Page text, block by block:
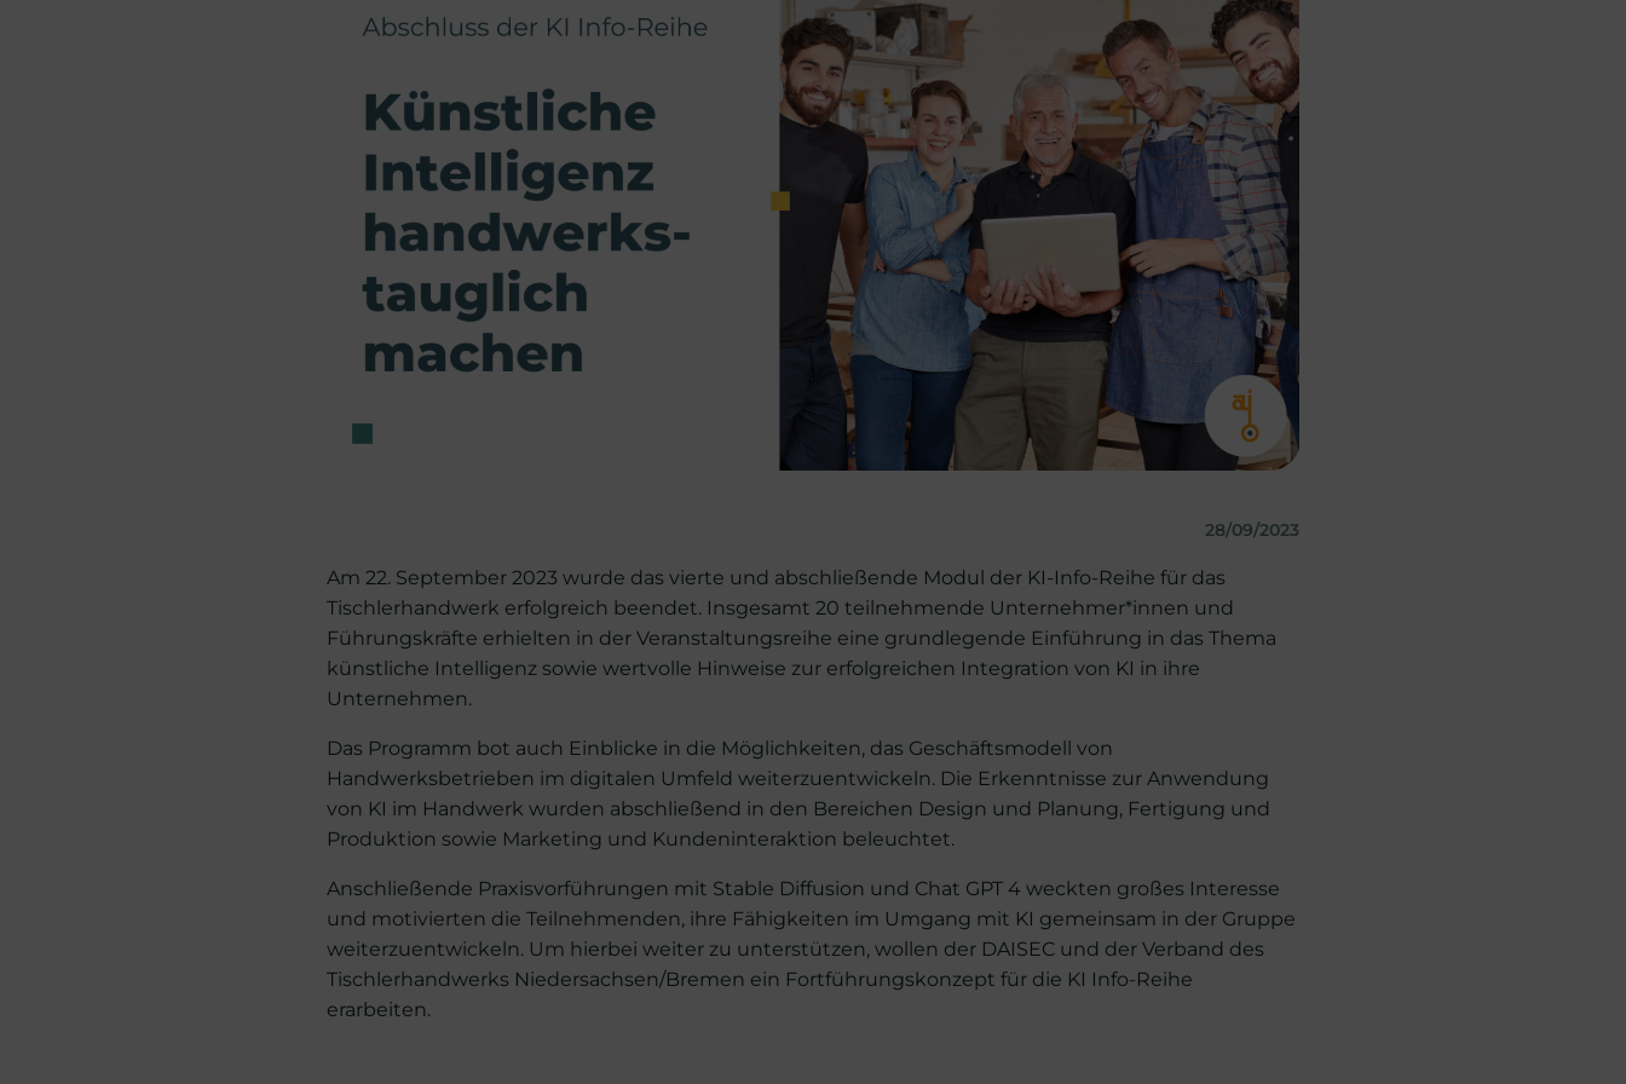
28/09/2023
Am 22. September 2023 wurde das vierte und abschließende Modul der KI-Info-Reihe für das
Tischlerhandwerk erfolgreich beendet. Insgesamt 20 teilnehmende Unternehmer*innen und
Führungskräfte erhielten in der Veranstaltungsreihe eine grundlegende Einführung in das Thema
künstliche Intelligenz sowie wertvolle Hinweise zur erfolgreichen Integration von KI in ihre
Unternehmen.
Das Programm bot auch Einblicke in die Möglichkeiten, das Geschäftsmodell von
Handwerksbetrieben im digitalen Umfeld weiterzuentwickeln. Die Erkenntnisse zur Anwendung
von KI im Handwerk wurden abschließend in den Bereichen Design und Planung, Fertigung und
Produktion sowie Marketing und Kundeninteraktion beleuchtet.
Anschließende Praxisvorführungen mit Stable Diffusion und Chat GPT 4 weckten großes Interesse
und motivierten die Teilnehmenden, ihre Fähigkeiten im Umgang mit KI gemeinsam in der Gruppe
weiterzuentwickeln. Um hierbei weiter zu unterstützen, wollen der DAISEC und der Verband des
Tischlerhandwerks Niedersachsen/Bremen ein Fortführungskonzept für die KI Info-Reihe
erarbeiten.